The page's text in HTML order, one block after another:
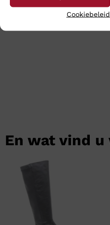
Cookiebeleid
ze op werkdagen nog
uw aankopen binnen 24
En wat vind u